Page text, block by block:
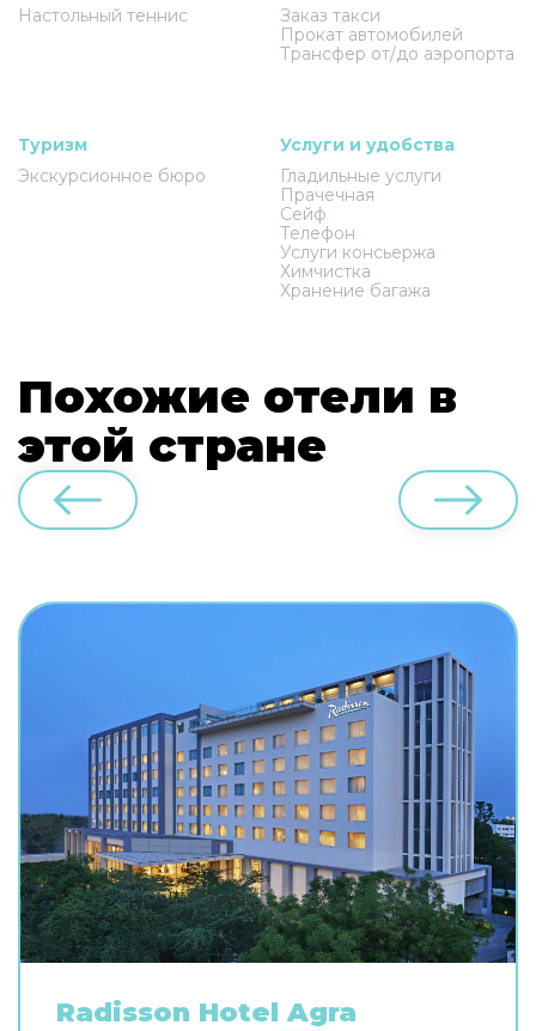
Настольный теннис
Заказ такси
Прокат автомобилей
Трансфер от/до аэропорта
Туризм
Экскурсионное бюро
Услуги и удобства
Гладильные услуги
Прачечная
Сейф
Телефон
Услуги консьержа
Химчистка
Хранение багажа
Похожие отели в
этой стране
Radisson Hotel Agra